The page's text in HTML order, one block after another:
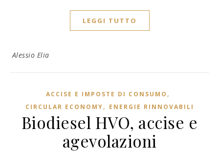
LEGGI TUTTO
Alessio Elia
ACCISE E IMPOSTE DI CONSUMO ,
CIRCULAR ECONOMY, ENERGIE RINNOVABILI
Biodiesel HVO, accise e
agevolazioni